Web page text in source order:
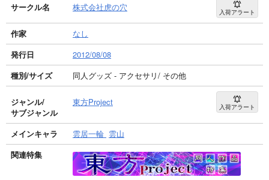
サークル名 株式会社虎の穴 入荷アラート
作家
なし
発行日
2012/08/08
種別/サイズ
同人グッズ - アクセサリ/ その他
ジャンル/
サブジャンル
東方Project 入荷アラート
メインキャラ 雲居一輪 雲山
関連特集